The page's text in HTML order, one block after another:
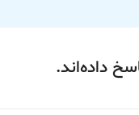
داده‌اند.